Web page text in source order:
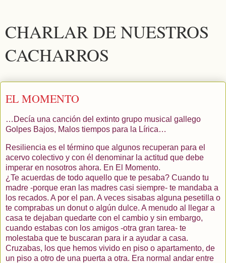
CHARLAR DE NUESTROS
CACHARROS
EL MOMENTO
…Decía una canción del extinto grupo musical gallego
Golpes Bajos, Malos tiempos para la Lírica…
Resiliencia es el término que algunos recuperan para el
acervo colectivo y con él denominar la actitud que debe
imperar en nosotros ahora. En El Momento.
¿Te acuerdas de todo aquello que te pesaba? Cuando tu
madre -porque eran las madres casi siempre- te mandaba a
los recados. A por el pan. A veces sisabas alguna pesetilla o
te comprabas un donut o algún dulce. A menudo al llegar a
casa te dejaban quedarte con el cambio y sin embargo,
cuando estabas con los amigos -otra gran tarea- te
molestaba que te buscaran para ir a ayudar a casa.
Cruzabas, los que hemos vivido en piso o apartamento, de
un piso a otro de una puerta a otra. Era normal andar entre